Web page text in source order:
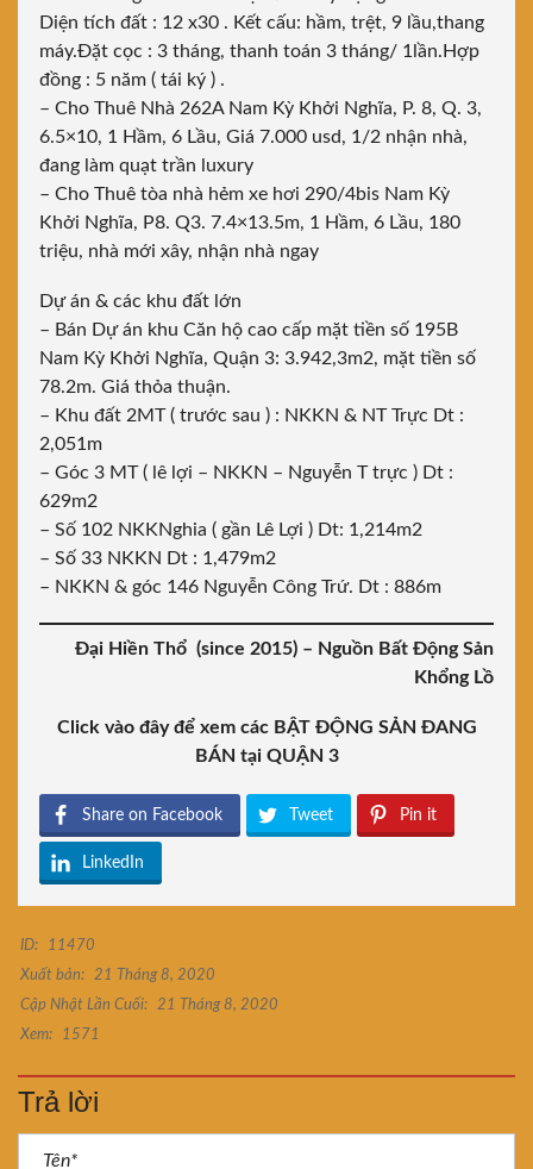
Diện tích đất : 12 x30 . Kết cấu: hầm, trệt, 9 lầu,thang
máy.Đặt cọc : 3 tháng, thanh toán 3 tháng/ 1lần.Hợp
đồng : 5 năm ( tái ký ) .
– Cho Thuê Nhà 262A Nam Kỳ Khởi Nghĩa, P. 8, Q. 3,
6.5×10, 1 Hầm, 6 Lầu, Giá 7.000 usd, 1/2 nhận nhà,
đang làm quạt trần luxury
– Cho Thuê tòa nhà hẻm xe hơi 290/4bis Nam Kỳ
Khởi Nghĩa, P8. Q3. 7.4×13.5m, 1 Hầm, 6 Lầu, 180
triệu, nhà mới xây, nhận nhà ngay
Dự án & các khu đất lớn
– Bán Dự án khu Căn hộ cao cấp mặt tiền số 195B
Nam Kỳ Khởi Nghĩa, Quận 3: 3.942,3m2, mặt tiền số
78.2m. Giá thỏa thuận.
– Khu đất 2MT ( trước sau ) : NKKN & NT Trực Dt :
2,051m
– Góc 3 MT ( lê lợi – NKKN – Nguyễn T trực ) Dt :
629m2
– Số 102 NKKNghia ( gần Lê Lợi ) Dt: 1,214m2
– Số 33 NKKN Dt : 1,479m2
– NKKN & góc 146 Nguyễn Công Trứ. Dt : 886m
Đại Hiền Thổ (since 2015) – Nguồn Bất Động Sản
Khổng Lồ
Click vào đây để xem các BẬT ĐỘNG SẢN ĐANG
BÁN tại QUẬN 3
Share on Facebook Tweet Pin it
LinkedIn
ID:
11470
Xuất bản:
21 Tháng 8, 2020
Cập Nhật Lần Cuối:
21 Tháng 8, 2020
Xem:
1571
Trả lời